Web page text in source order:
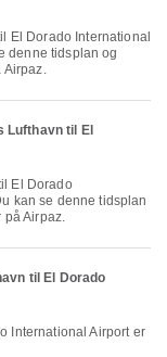
denne tidsplan og
Airpaz.
Lufthavn til El
kan se denne tidsplan
Airpaz.
til El Dorado